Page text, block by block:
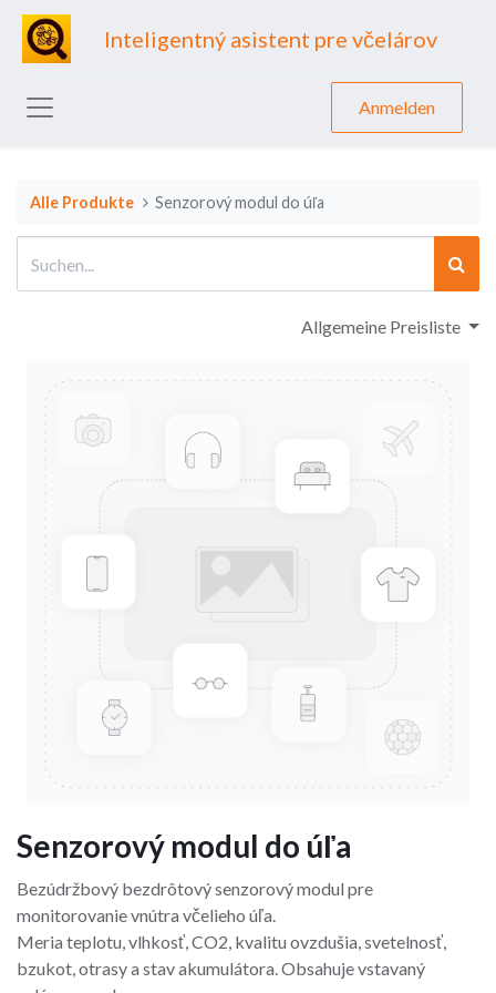
Inteligentný asistent pre včelárov
Anmelden
Alle Produkte Senzorový modul do úľa
Allgemeine Preisliste
Senzorový modul do úľa
Bezúdržbový bezdrôtový senzorový modul pre
monitorovanie vnútra včelieho úľa.
Meria teplotu, vlhkosť, CO2, kvalitu ovzdušia, svetelnosť,
bzukot, otrasy a stav akumulátora. Obsahuje vstavaný